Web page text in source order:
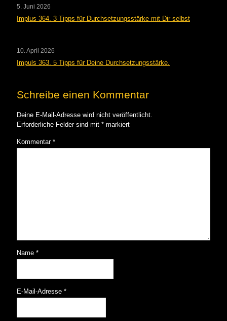
5. Juni 2026
Implus 364. 3 Tipps für Durchsetzungsstärke mit Dir selbst
10. April 2026
Impuls 363. 5 Tipps für Deine Durchsetzungsstärke.
Schreibe einen Kommentar
Deine E-Mail-Adresse wird nicht veröffentlicht.
Erforderliche Felder sind mit * markiert
Kommentar *
Name *
E-Mail-Adresse *